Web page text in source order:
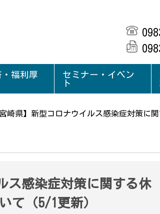
・福利厚
セミナー・イベン
ト
宮崎県】新型コロナウイルス感染症対策に
ス感染症対策に関する休
て（5/1更新）